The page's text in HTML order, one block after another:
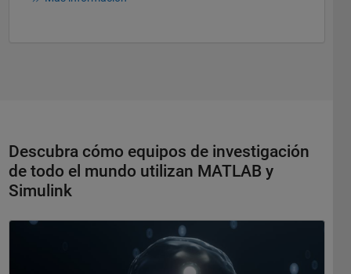
Descubra cómo equipos de investigación
de todo el mundo utilizan MATLAB y
Simulink
Navegación de panel